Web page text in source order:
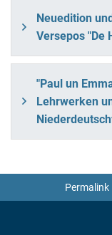
Neuedition
Versepos "De
"Paul un
Lehrwerken
Permalink